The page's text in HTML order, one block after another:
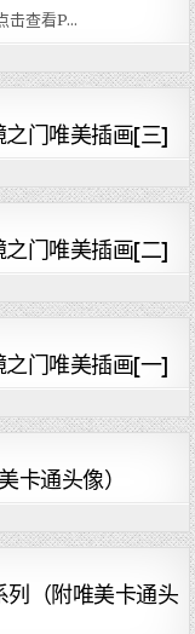
击查看P…
之门唯美插画[三]
之门唯美插画[二]
之门唯美插画[一]
卡通头像）
列（附唯美卡通头